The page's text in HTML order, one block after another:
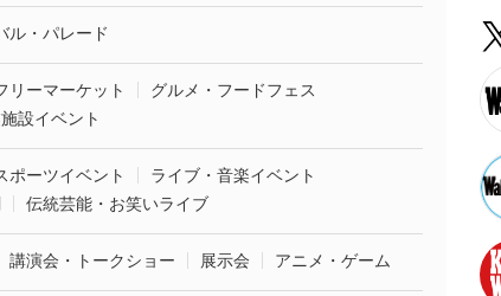
ル・パレード
リーマーケット
グルメ・フードフェス
設イベント
ポーツイベント
ライブ・音楽イベント
伝統芸能・お笑いライブ
講演会・トークショー 展示会 アニメ・ゲーム